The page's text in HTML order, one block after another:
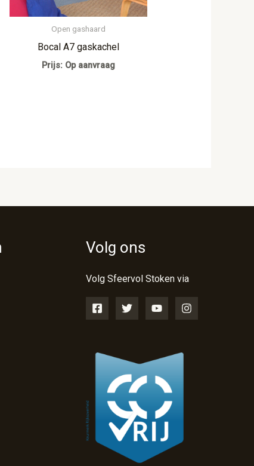
Open gashaard
Bocal A7 gaskachel
Prijs: Op aanvraag
Volg ons
Volg Sfeervol Stoken via